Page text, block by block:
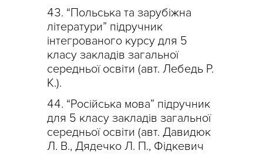
“Польська та зарубіжна
літератури” підручник
інтегрованого курсу для 5
класу закладів загальної
середньої освіти (авт. Лебедь Р.
К.).
“Російська мова” підручник
для 5 класу закладів загальної
середньої освіти (авт. Давидюк
Л. В., Дядечко Л. П., Фідкевич